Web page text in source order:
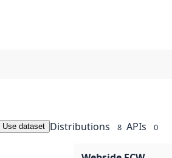
Use dataset Distributions 8 APIs 0